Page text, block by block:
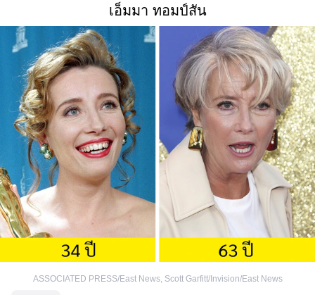
เอ็มมา ทอมป์สัน
ASSOCIATED PRESS/East News, Scott Garfitt/Invision/East News